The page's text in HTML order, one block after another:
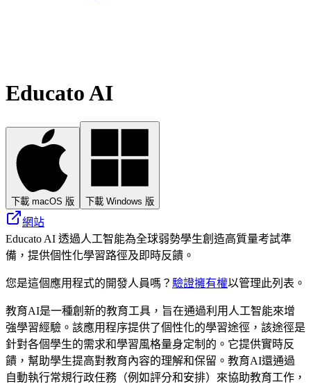
Educato AI
下載 macOS 版 下載 Windows 版
網站
Educato AI 透過人工智能為全球弱勢學生創造高質量考試準
備，提供個性化學習路徑及即時反饋。
您是這個應用程式的開發人員嗎？ 驗證擁有權以管理此列表。
教育AI是一種創新的教育工具，旨在通過利用人工智能來增
強學習經驗。該應用程序提供了個性化的學習途徑，該途徑是
針對各個學生的需求和學習風格量身定制的。它提供實時反
饋，幫助學生提高對教育內容的理解和保留。教育AI還通過
自動執行常規行政任務（例如評分和安排）來協助教育工作，